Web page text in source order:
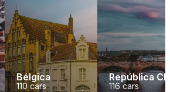
Bélgica
110 cars
República
116cars